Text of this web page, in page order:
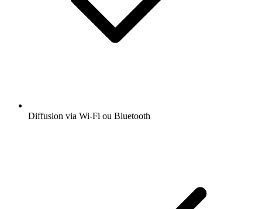
Diffusion via Wi-Fi ou Bluetooth